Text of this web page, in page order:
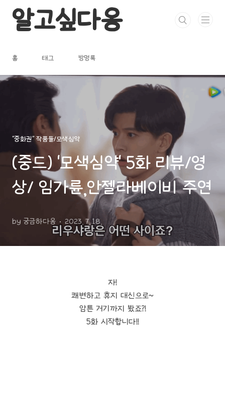
알고싶다옹
홈 태그 방명록
"중화권" 작품들/모색심약
(중드) ‘모색심약‘ 5화 리뷰/영
상/ 임가륜,안젤라베이비 주연
by 궁금하다옹 2023. 7. 18.
자!
쾌변하고 휴지 대신으로~
암튼 거기까지 봤죠?!
5화 시작합니다!!